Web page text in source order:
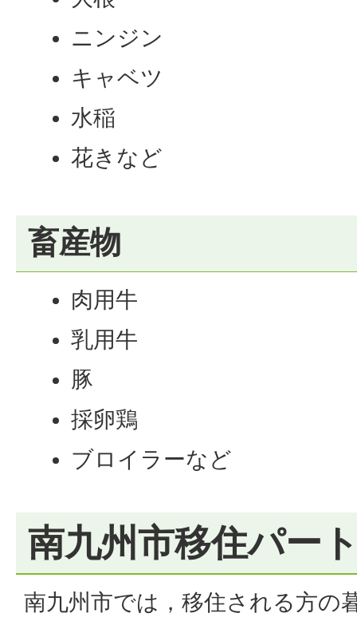
ニンジン
キャベツ
水稲
花きなど
畜産物
肉用牛
乳用牛
豚
採卵鶏
ブロイラーなど
南九州市移住パー
南九州市では，移住される方の